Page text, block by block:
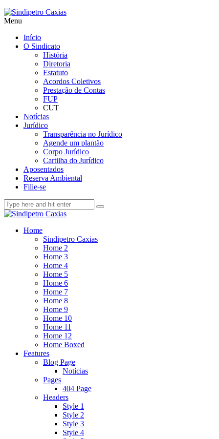
Menu
Início
O Sindicato
História
Diretoria
Estatuto
Acordos Coletivos
Prestação de Contas
FUP
CUT
Notícias
Jurídico
Transparência no Jurídico
Agende um plantão
Corpo Jurídico
Cartilha do Jurídico
Aposentados
Reserva Ambiental
Filie-se
Home
Sindipetro Caxias
Home 2
Home 3
Home 4
Home 5
Home 6
Home 7
Home 8
Home 9
Home 10
Home 11
Home 12
Home Boxed
Features
Blog Page
Notícias
Pages
404 Page
Headers
Style 1
Style 2
Style 3
Style 4